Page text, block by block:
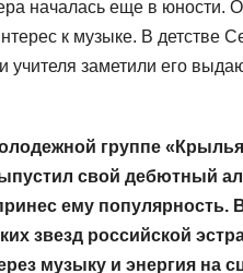
началась еще в юности.
к музыке. В детстве
учителя заметили его
группе
свой дебютный
ему популярность.
звезд российской
музыку и энергия на